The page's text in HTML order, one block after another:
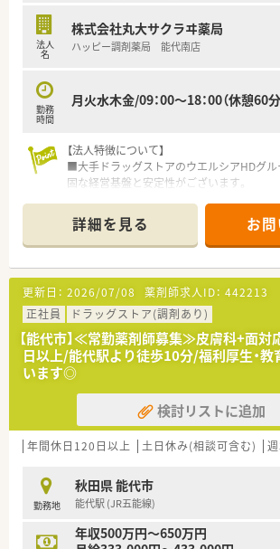
法人
名
株式会社丸大サクラヰ薬局
ハッピー調剤薬局 能代南店
勤務
時間
月火水木金/09：00～18：00（休憩60分
【法人特徴について】
■大手ドラッグストアのウエルシアHDグ
固な経営基盤と安定性がございます。
を広く展開している企業です。
■地域を大切にする企業として健康イベン
配達など社会貢献活動にも注力しています。
【店舗情報と応需状況について】
■JR五能線の能代駅から車で約5分という通
店舗を構えております。
■1日の処方箋応需枚数は10枚程度と少なく
ざいますので落ち着いて業務に取り組めま
■勤務体制は正社員薬剤師1名、パート薬剤
しながら業務を進めている状況です。
【求人情報について】
■ご経験に応じて年収600万円まで相談可
年収を目指せる求人でございます。
力的な条件の一つです。
■住宅手当や役職手当、通勤手当など各種
心して勤務できる環境です。
【想定される業務内容】
詳細を見る お
更新日： 2026/07/08 薬剤師求人ID： 442213
正社員
ドラッグストア(調剤あり)
【能代市】≪常勤薬剤師募集≫皮膚科+面
日以上/能代駅より徒歩10分/福利厚生・教
います◎
検討リストに追加
年間休日120日以上 土日休み(相談可含む)
勤務地
秋田県 能代市
能代駅 (JR五能線)
年収500万円～650万円